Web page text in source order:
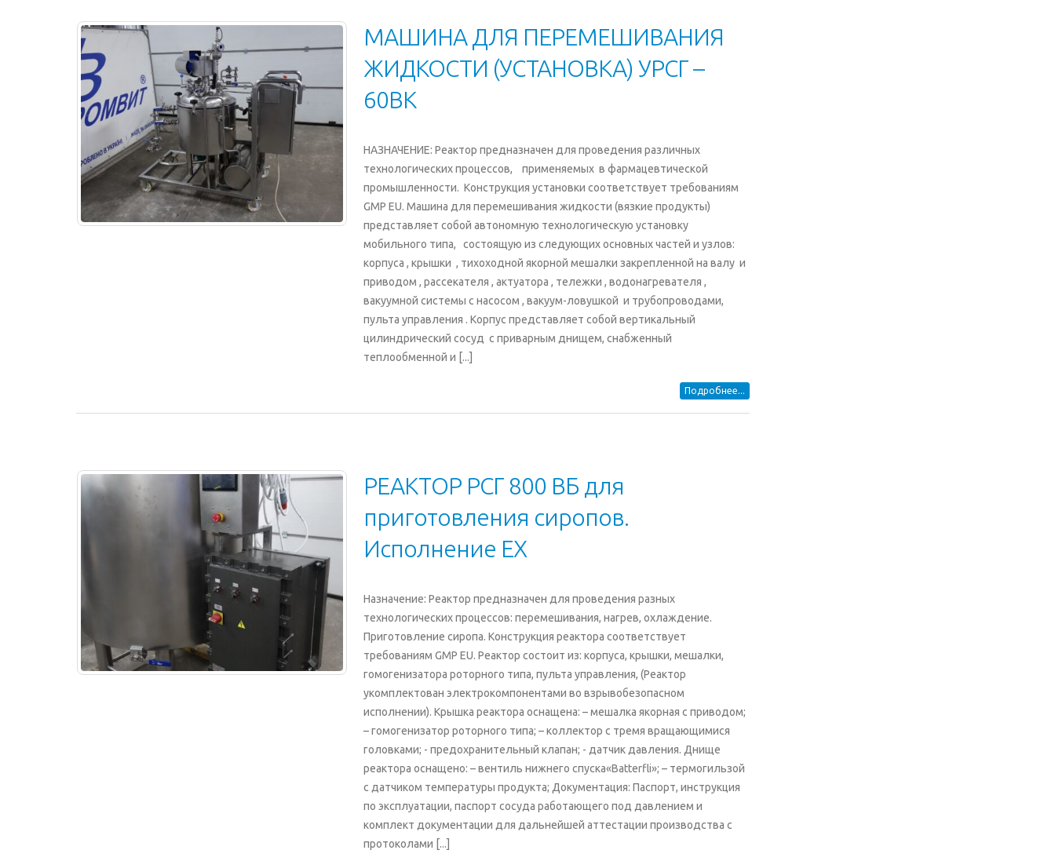
МАШИНА ДЛЯ ПЕРЕМЕШИВАНИЯ
ЖИДКОСТИ (УСТАНОВКА) УРСГ –
60ВК
НАЗНАЧЕНИЕ: Реактор предназначен для проведения различных
технологических процессов, применяемых в фармацевтической
промышленности. Конструкция установки соответствует требованиям
GMP EU. Машина для перемешивания жидкости (вязкие продукты)
представляет собой автономную технологическую установку
мобильного типа, состоящую из следующих основных частей и узлов:
корпуса , крышки , тихоходной якорной мешалки закрепленной на валу и
приводом , рассекателя , актуатора , тележки , водонагревателя ,
вакуумной системы с насосом , вакуум-ловушкой и трубопроводами,
пульта управления . Корпус представляет собой вертикальный
цилиндрический сосуд с приварным днищем, снабженный
теплообменной и [...]
Подробнее...
РЕАКТОР РСГ 800 ВБ для
приготовления сиропов.
Исполнение ЕХ
Назначение: Реактор предназначен для проведения разных
технологических процессов: перемешивания, нагрев, охлаждение.
Приготовление сиропа. Конструкция реактора соответствует
требованиям GMP EU. Реактор состоит из: корпуса, крышки, мешалки,
гомогенизатора роторного типа, пульта управления, (Реактор
укомплектован электрокомпонентами во взрывобезопасном
исполнении). Крышка реактора оснащена: – мешалка якорная с приводом;
– гомогенизатор роторного типа; – коллектор с тремя вращающимися
головками; - предохранительный клапан; - датчик давления. Днище
реактора оснащено: – вентиль нижнего спуска«Batterfli»; – термогильзой
с датчиком температуры продукта; Документация: Паспорт, инструкция
по эксплуатации, паспорт сосуда работающего под давлением и
комплект документации для дальнейшей аттестации производства с
протоколами [...]